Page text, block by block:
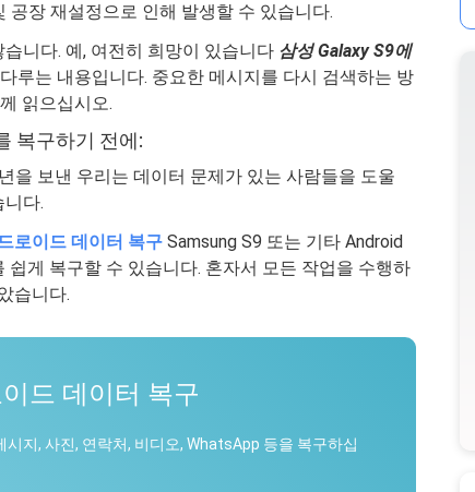
공장 재설정으로 인해 발생할 수 있습니다.
니다. 예, 여전히 희망이 있습니다 삼성 Galaxy S9에
루는 내용입니다. 중요한 메시지를 다시 검색하는 방
읽으십시오.
복구하기 전에:
을 보낸 우리는 데이터 문제가 있는 사람들을 도울
다.
로이드 데이터 복구 Samsung S9 또는 기타 Android
게 복구할 수 있습니다. 혼자서 모든 작업을 수행하
습니다.
드 데이터 복구
시지, 사진, 연락처, 비디오, WhatsApp 등을 복구하십